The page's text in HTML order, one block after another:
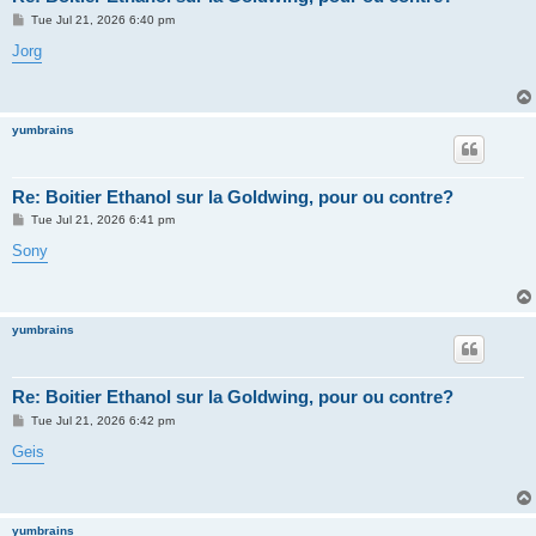
P
s
t
Tue Jul 21, 2026 6:40 pm
Jorg
yumbrains
Re: Boitier Ethanol sur la Goldwing, pour ou contre?
P
s
t
Tue Jul 21, 2026 6:41 pm
Sony
yumbrains
Re: Boitier Ethanol sur la Goldwing, pour ou contre?
P
s
t
Tue Jul 21, 2026 6:42 pm
Geis
yumbrains